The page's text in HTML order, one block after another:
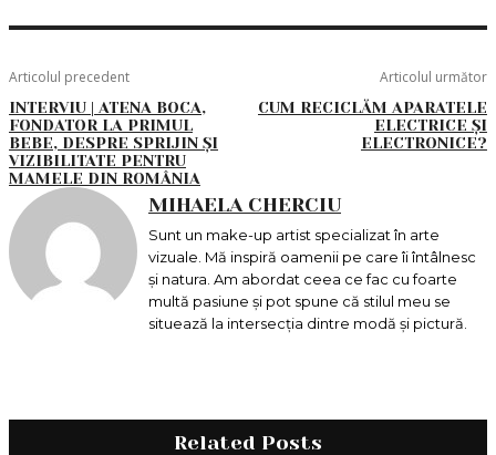
Articolul precedent
INTERVIU | ATENA BOCA,
FONDATOR LA PRIMUL
BEBE, DESPRE SPRIJIN ȘI
VIZIBILITATE PENTRU
MAMELE DIN ROMÂNIA
Articolul următor
CUM RECICLĂM APARATELE
ELECTRICE ȘI
ELECTRONICE?
MIHAELA CHERCIU
Sunt un make-up artist specializat în arte
vizuale. Mă inspiră oamenii pe care îi întâlnesc
și natura. Am abordat ceea ce fac cu foarte
multă pasiune și pot spune că stilul meu se
situează la intersecția dintre modă și pictură.
Related Posts